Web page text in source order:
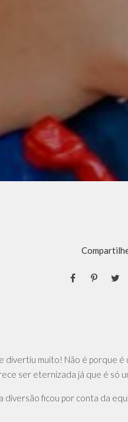
divertiu muito! Não é
ser eternizada já que é só
diversão ficou por conta da